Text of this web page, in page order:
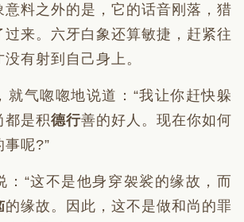
意料之外的是，它的话音刚落，猎
过来。六牙白象还算敏捷，赶紧往
有射到自己身上。
就气唿唿地说道：“我让你赶快躲
都是积德行善的好人。现在你如何
呢?”
：“这不是他身穿袈裟的缘故，而
的缘故。因此，这不是做和尚的罪